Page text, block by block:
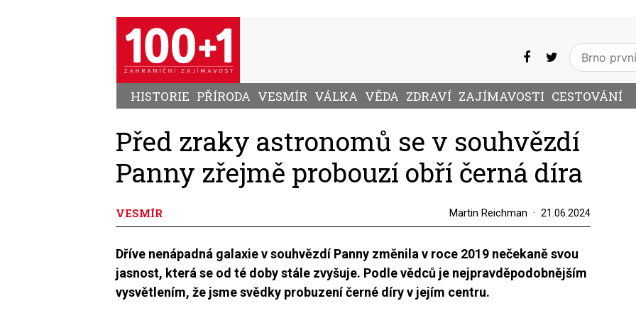
HISTORIE PŘÍRODA VESMÍR VÁLKA VĚDA ZDRAVÍ ZAJÍMAVOSTI CESTOVÁNÍ
Před zraky astronomů se v souhvězdí
Panny zřejmě probouzí obří černá díra
VESMÍR Martin Reichman 21.06.2024
Dříve nenápadná galaxie v souhvězdí Panny změnila v roce 2019 nečekaně svou
jasnost, která se od té doby stále zvyšuje. Podle vědců je nejpravděpodobnějším
vysvětlením, že jsme svědky probuzení černé díry v jejím centru.